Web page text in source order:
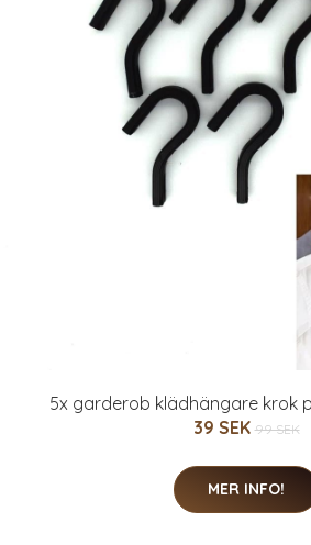
5x garderob klädhängare krok
39 SEK 99 SEK
MER INFO!